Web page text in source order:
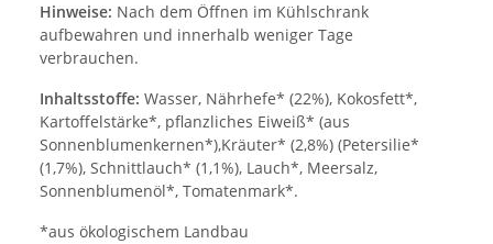
Hinweise: Nach dem Öffnen im Kühlschrank
aufbewahren und innerhalb weniger Tage
verbrauchen.
Inhaltsstoffe: Wasser, Nährhefe* (22%), Kokosfett*,
Kartoffelstärke*, pflanzliches Eiweiß* (aus
Sonnenblumenkernen*),Kräuter* (2,8%) (Petersilie*
(1,7%), Schnittlauch* (1,1%), Lauch*, Meersalz,
Sonnenblumenöl*, Tomatenmark*.
*aus ökologischem Landbau